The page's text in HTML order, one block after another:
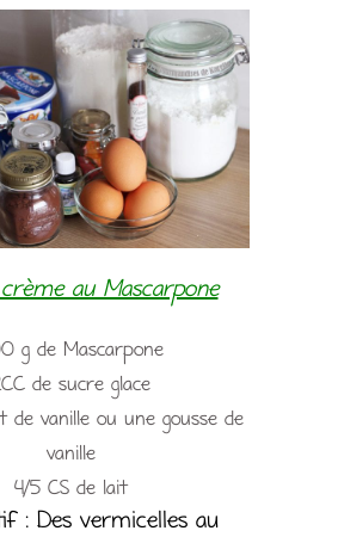
au Mascarpone
g de Mascarpone
de sucre glace
de vanille ou une gousse de
vanille
4/5 CS de lait
: Des vermicelles au